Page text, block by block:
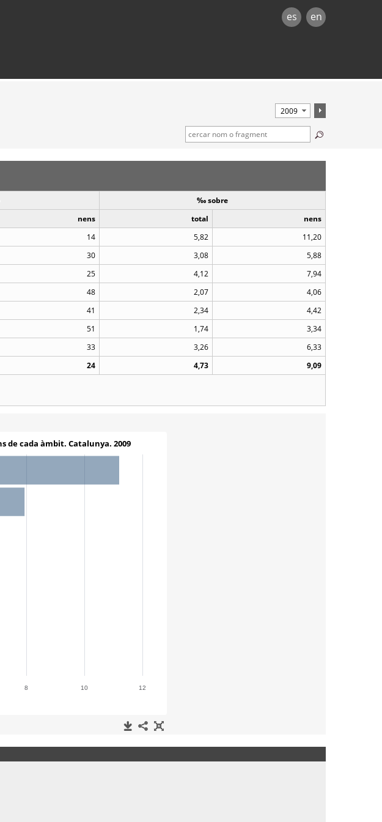
es en
‰ sobre
nens total
nens
14 5,82
11,20
30 3,08
5,88
25 4,12
7,94
48 2,07
4,06
41 2,34
4,42
51 1,74
3,34
33 3,26
6,33
24 4,73
9,09